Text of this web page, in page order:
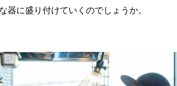
器に盛り付けていくのでしょうか。